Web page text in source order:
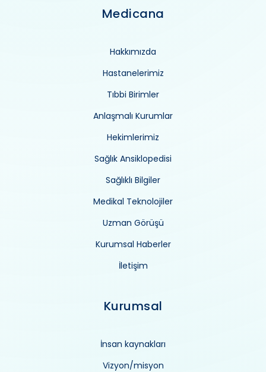
Medicana
Hakkımızda
Hastanelerimiz
Tıbbi Birimler
Anlaşmalı Kurumlar
Hekimlerimiz
Sağlık Ansiklopedisi
Sağlıklı Bilgiler
Medikal Teknolojiler
Uzman Görüşü
Kurumsal Haberler
İletişim
Kurumsal
İnsan kaynakları
Vizyon/misyon